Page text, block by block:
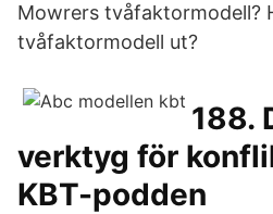
Mowrers tvåfaktormodell?
tvåfaktormodell ut?
188.
verktyg för
KBT-podden